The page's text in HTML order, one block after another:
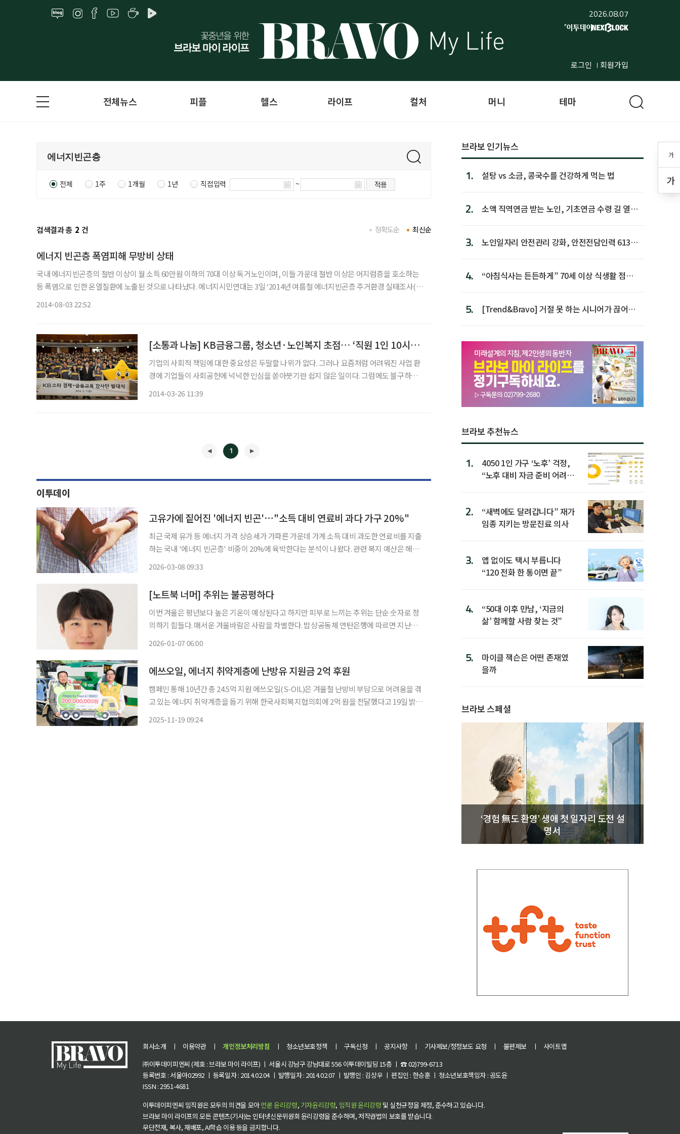
2026.08.07
로그인 회원가입
가
가
전체뉴스 피플 헬스 라이프 컬처 머니 테마
전체 1주 1개월 1년 직접입력 ~ 적용
검색결과 총 2 건 최신순
정확도순
에너지 빈곤층 폭염피해 무방비 상태
국내 에너지빈곤층의 절반 이상이 월 소득 60만원 이하의 70대 이상 독거노인이며, 이들 가운데 절반 이상은 어지럼증을 호소하는
등 폭염으로 인한 온열질환에 노출된 것으로 나타났다. 에너지시민연대는 3일 ‘2014년 여름철 에너지빈곤층 주거환경 실태조사(2
2014-08-03 22:52
[소통과 나눔] KB금융그룹, 청소년·노인복지 초점… ‘직원 1인 10시간’ 봉사 목표
기업의 사회적 책임에 대한 중요성은 두말할 나위가 없다. 그러나 요즘처럼 어려워진 사업 환
경에 기업들이 사회공헌에 넉넉한 인심을 쏟아붓기란 쉽지 않은 일이다. 그럼에도 불구하고
2014-03-26 11:39
1
이투데이
고유가에 짙어진 '에너지 빈곤'⋯"소득 대비 연료비 과다 가구 20%"
최근 국제 유가 등 에너지 가격 상승세가 가파른 가운데 가계 소득 대비 과도한 연료비를 지출
하는 국내 '에너지 빈곤층' 비중이 20%에 육박한다는 분석이 나왔다. 관련 복지 예산은 해마
2026-03-08 09:33
[노트북 너머] 추위는 불공평하다
이번 겨울은 평년보다 높은 기온이 예상된다고 하지만 피부로 느끼는 추위는 단순 숫자로 정
의하기 힘들다. 매서운 겨울바람은 사람을 차별한다. 밥상공동체 연탄은행에 따르면 지난해
2026-01-07 06:00
에쓰오일, 에너지 취약계층에 난방유 지원금 2억 후원
캠페인 통해 10년간 총 24.5억 지원 에쓰오일(S-OIL)은 겨울철 난방비 부담으로 어려움을 겪
고 있는 에너지 취약계층을 돕기 위해 한국사회복지협의회에 2억 원을 전달했다고 19일 밝혔
2025-11-19 09:24
브라보 인기뉴스
1. 설탕 vs 소금, 콩국수를 건강하게 먹는 법
2.
소액 직역연금 받는 노인, 기초연금 수령 길 열린
3.
노인일자리 안전관리 강화, 안전전담인력 613명
4.
“아침식사는 든든하게” 70세 이상 식생활 점수
5.
[Trend&Bravo] 거절 못 하는 시니어가 끊어야
브라보 추천뉴스
1.
4050 1인 가구 ‘노후’ 걱정,
“노후 대비 자금 준비 어려
2.
“새벽에도 달려갑니다” 재가
임종 지키는 방문진료 의사
3.
앱 없이도 택시 부릅니다
“120 전화 한 통이면 끝”
4.
“50대 이후 만남, ‘지금의
삶’ 함께할 사람 찾는 것”
5.
마이클 잭슨은 어떤 존재였
을까
브라보 스페셜
‘경험 無도 환영’ 생애 첫 일자리 도전 설
명서
회사소개 ㅣ 이용약관 ㅣ 개인정보처리방침 ㅣ 청소년보호정책 ㅣ 구독신청 ㅣ 공지사항 ㅣ 기사제보/정정보도 요청 ㅣ 불편제보 ㅣ
사이트맵
㈜이투데이피엔씨 (제호 : 브라보 마이 라이프) ㅣ 서울시 강남구 강남대로 556 이투데이빌딩 15층 ㅣ ☎ 02)799-6713
등록번호 : 서울아02992 ㅣ 등록일자 : 2014.02.04 ㅣ 발행일자 : 2014.02.07 ㅣ 발행인 : 김상우 ㅣ 편집인 : 한승훈 ㅣ 청소년보호책임자 : 공도윤
ISSN : 2951-4681
이투데이피엔씨 임직원은 모두의 의견을 모아언론 윤리강령, 기자윤리강령, 임직원 윤리강령 및 실천규정을 제정, 준수하고 있습니다.
브라보 마이 라이프의 모든 콘텐츠(기사)는 인터넷신문위원회 윤리강령을 준수하며, 저작권법의 보호를 받습니다.
무단전재, 복사, 재배포, AI학습 이용 등을 금지합니다.